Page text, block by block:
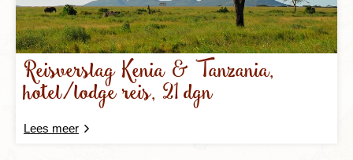
Reisverslag Kenia & Tanzania,
hotel/lodge reis, 21 dgn
Lees meer